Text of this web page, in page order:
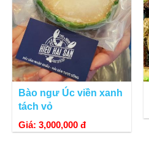
Bào ngư Úc viền xanh
tách vỏ
Giá: 3,000,000 đ